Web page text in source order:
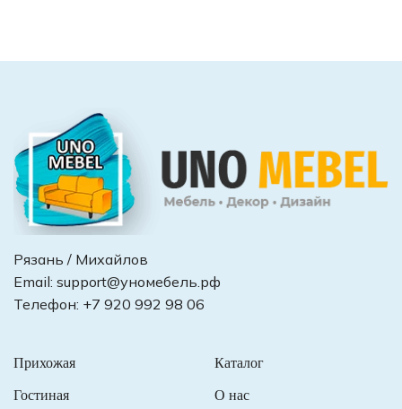
Рязань / Михайлов
Email: support@уномебель.рф
Телефон: +7 920 992 98 06
Прихожая
Гостиная
Каталог
О нас